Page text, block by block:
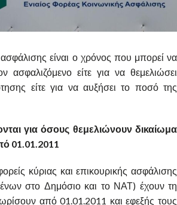
είναι ο χρόνος που μπορεί να
ασφαλιζόμενο είτε για να θεμελιώσει
είτε για να αυξήσει το ποσό της
για όσους θεμελιώνουν δικαίωμα
01.01.2011
κύριας και επικουρικής ασφάλισης
στο Δημόσιο και το ΝΑΤ) έχουν τη
από 01.01.2011 και εφεξής τους